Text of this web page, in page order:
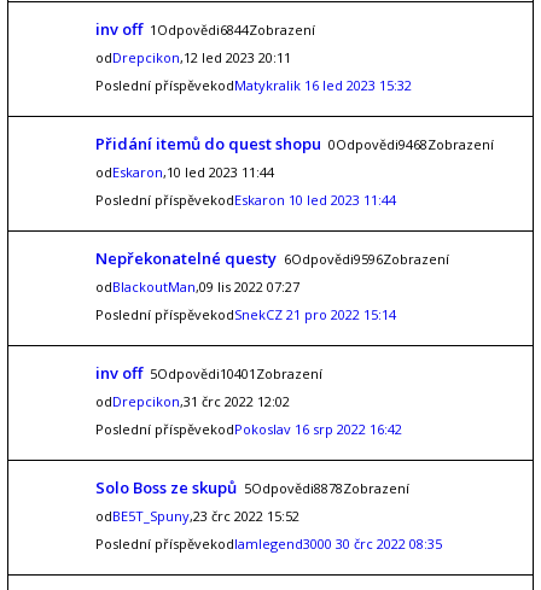
inv off 1Odpovědi6844Zobrazení
odDrepcikon,12 led 2023 20:11
Poslední příspěvekodMatykralik 16 led 2023 15:32
Přidání itemů do quest shopu 0Odpovědi9468Zobrazení
odEskaron,10 led 2023 11:44
Poslední příspěvekodEskaron 10 led 2023 11:44
Nepřekonatelné questy 6Odpovědi9596Zobrazení
odBlackoutMan,09 lis 2022 07:27
Poslední příspěvekodSnekCZ 21 pro 2022 15:14
inv off 5Odpovědi10401Zobrazení
odDrepcikon,31 črc 2022 12:02
Poslední příspěvekodPokoslav 16 srp 2022 16:42
Solo Boss ze skupů 5Odpovědi8878Zobrazení
odBE5T_Spuny,23 črc 2022 15:52
Poslední příspěvekodIamlegend3000 30 črc 2022 08:35